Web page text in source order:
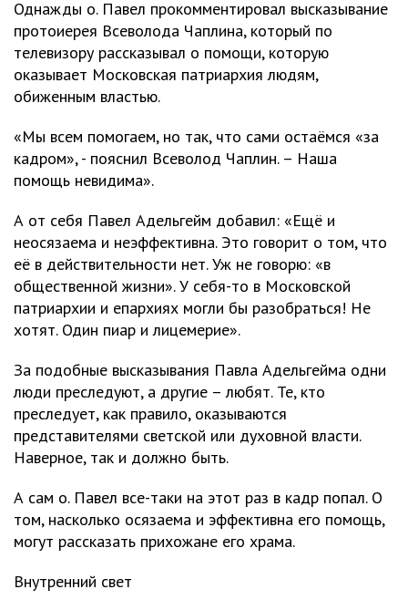
Однажды о. Павел прокомментировал высказывание
протоиерея Всеволода Чаплина, который по
телевизору рассказывал о помощи, которую
оказывает Московская патриархия людям,
обиженным властью.
«Мы всем помогаем, но так, что сами остаёмся «за
кадром», - пояснил Всеволод Чаплин. – Наша
помощь невидима».
А от себя Павел Адельгейм добавил: «Ещё и
неосязаема и неэффективна. Это говорит о том, что
её в действительности нет. Уж не говорю: «в
общественной жизни». У себя-то в Московской
патриархии и епархиях могли бы разобраться! Не
хотят. Один пиар и лицемерие».
За подобные высказывания Павла Адельгейма одни
люди преследуют, а другие – любят. Те, кто
преследует, как правило, оказываются
представителями светской или духовной власти.
Наверное, так и должно быть.
А сам о. Павел все-таки на этот раз в кадр попал. О
том, насколько осязаема и эффективна его помощь,
могут рассказать прихожане его храма.
Внутренний свет